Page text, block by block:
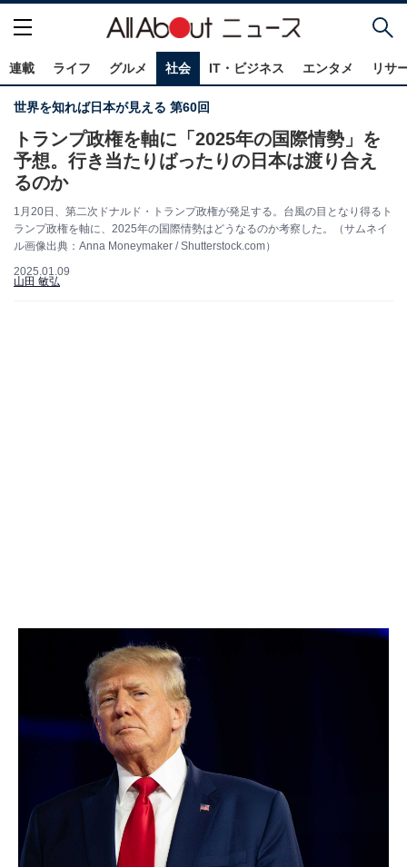
連載 ライフ グルメ 社会 IT・ビジネス エンタメ リサ
世界を知れば日本が見える 第60回
トランプ政権を軸に「2025年の国際情勢」を
予想。行き当たりばったりの日本は渡り合え
るのか
1月20日、第二次ドナルド・トランプ政権が発足する。台風の目となり得るト
ランプ政権を軸に、2025年の国際情勢はどうなるのか考察した。（サムネイ
ル画像出典：Anna Moneymaker / Shutterstock.com）
2025.01.09
山田 敏弘